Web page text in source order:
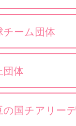
チーム団体
団体
の国チアリー